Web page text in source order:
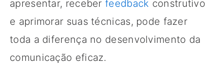
apresentar, receberfeedback construtivo
e aprimorar suas técnicas, pode fazer
toda a diferença no desenvolvimento da
comunicação eficaz.